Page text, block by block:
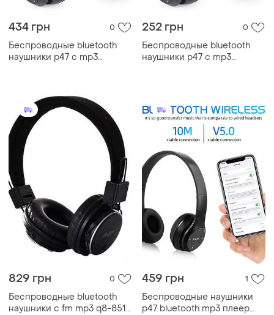
434 грн 0
Беспроводные bluetooth
наушники p47 с mp3
252 грн 0
Беспроводные bluetooth
наушники p47 с mp3
829 грн 0
Беспроводные bluetooth
наушники с fm mp3 q8-851s
459 грн 1
Беспроводные наушники
p47 bluetooth mp3 плеер